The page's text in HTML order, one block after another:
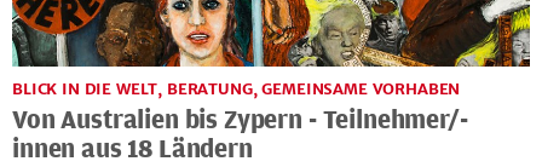
BLICK IN DIE WELT, BERATUNG, GEMEINSAME VORHABEN
Von Australien bis Zypern - Teilnehmer/-
innen aus 18 Ländern